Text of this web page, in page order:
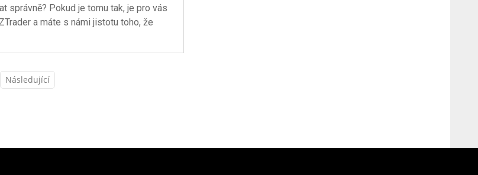
správně? Pokud je tomu tak, je pro vás
a máte s námi jistotu toho, že
Následující